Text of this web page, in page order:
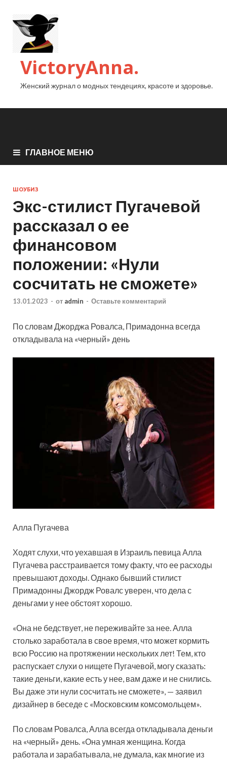
VictoryAnna.
Женский журнал о модных тендециях, красоте и здоровье.
ГЛАВНОЕ МЕНЮ
ШОУБИЗ
Экс-стилист Пугачевой
рассказал о ее
финансовом
положении: «Нули
сосчитать не сможете»
13.01.2023 - от admin - Оставьте комментарий
По словам Джорджа Ровалса, Примадонна всегда
откладывала на «черный» день
Алла Пугачева
Ходят слухи, что уехавшая в Израиль певица Алла
Пугачева расстраивается тому факту, что ее расходы
превышают доходы. Однако бывший стилист
Примадонны Джордж Ровалс уверен, что дела с
деньгами у нее обстоят хорошо.
«Она не бедствует, не переживайте за нее. Алла
столько заработала в свое время, что может кормить
всю Россию на протяжении нескольких лет! Тем, кто
распускает слухи о нищете Пугачевой, могу сказать:
такие деньги, какие есть у нее, вам даже и не снились.
Вы даже эти нули сосчитать не сможете», — заявил
дизайнер в беседе с «Московским комсомольцем».
По словам Ровалса, Алла всегда откладывала деньги
на «черный» день. «Она умная женщина. Когда
работала и зарабатывала, не думала, как многие из